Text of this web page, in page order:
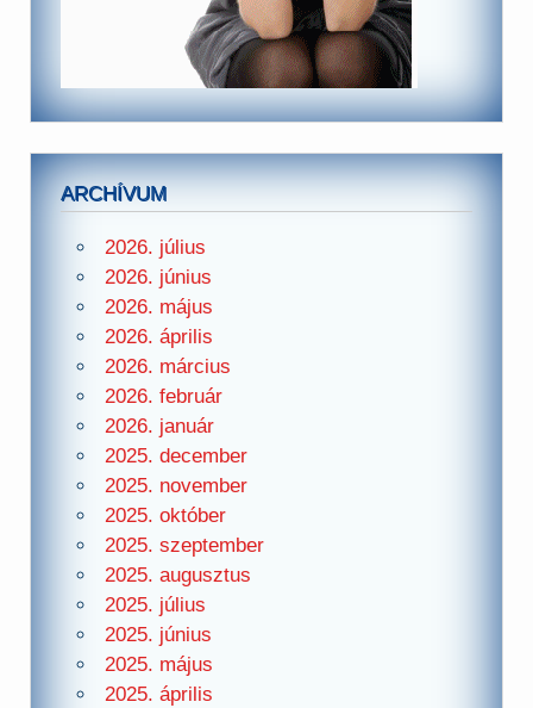
ARCHÍVUM
2026. július
2026. június
2026. május
2026. április
2026. március
2026. február
2026. január
2025. december
2025. november
2025. október
2025. szeptember
2025. augusztus
2025. július
2025. június
2025. május
2025. április